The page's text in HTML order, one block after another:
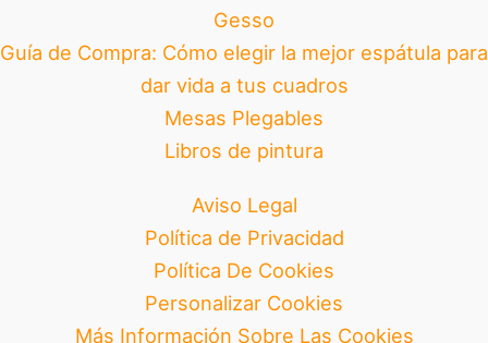
Gesso
Guía de Compra: Cómo elegir la mejor espátula para
dar vida a tus cuadros
Mesas Plegables
Libros de pintura
Aviso Legal
Política de Privacidad
Política De Cookies
Personalizar Cookies
Más Información Sobre Las Cookies